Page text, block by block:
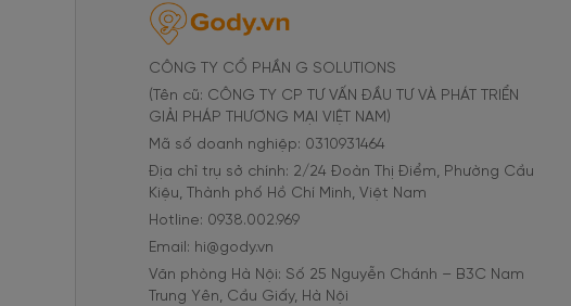
CÔNG TY CỔ PHẦN G SOLUTIONS
(Tên cũ: CÔNG TY CP TƯ VẤN ĐẦU TƯ VÀ PHÁT TRIỂN
GIẢI PHÁP THƯƠNG MẠI VIỆT NAM)
Mã số doanh nghiệp: 0310931464
Địa chỉ trụ sở chính: 2/24 Đoàn Thị Điểm, Phường Cầu
Kiệu, Thành phố Hồ Chí Minh, Việt Nam
Hotline: 0938.002.969
Email: hi@gody.vn
Văn phòng Hà Nội: Số 25 Nguyễn Chánh – B3C Nam
Trung Yên, Cầu Giấy, Hà Nội